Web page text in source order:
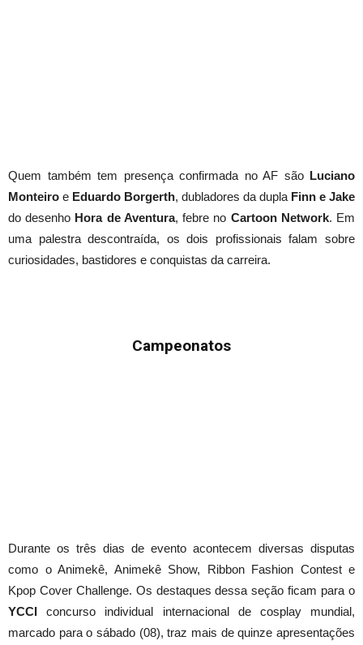
Quem também tem presença confirmada no AF são Luciano
Monteiro e Eduardo Borgerth, dubladores da dupla Finn e Jake
do desenho Hora de Aventura, febre no Cartoon Network. Em
uma palestra descontraída, os dois profissionais falam sobre
curiosidades, bastidores e conquistas da carreira.
Campeonatos
Durante os três dias de evento acontecem diversas disputas
como o Animekê, Animekê Show, Ribbon Fashion Contest e
Kpop Cover Challenge. Os destaques dessa seção ficam para o
YCCIconcurso individual internacional de cosplay mundial,
marcado para o sábado (08), traz mais de quinze apresentações